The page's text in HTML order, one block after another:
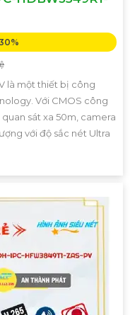
là một thiết bị công
Với CMOS công
sát xa 50m, camera
với độ sắc nét Ultra